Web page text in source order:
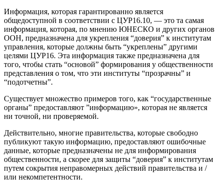
Информация, которая гарантированно является
общедоступной в соответствии с ЦУР16.10, — это та самая
информация, которая, по мнению ЮНЕСКО и других органов
ООН, предназначена для укрепления “доверия” к институтам
управления, которые должны быть “укреплены” другими
целями ЦУР16. Эта информация также предназначена для
того, чтобы стать “основой” формирования у общественности
представления о том, что эти институты “прозрачны” и
“подотчетны”.
Существует множество примеров того, как “государственные
органы” предоставляют ”информацию», которая не является
ни точной, ни проверяемой.
Действительно, многие правительства, которые свободно
публикуют такую информацию, предоставляют ошибочные
данные, которые предназначены не для информирования
общественности, а скорее для защиты “доверия” к институтам
путем сокрытия неправомерных действий правительства и /
или некомпетентности.